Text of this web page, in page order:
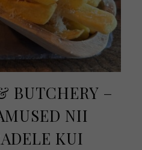
BUTCHERY –
NII
KUI